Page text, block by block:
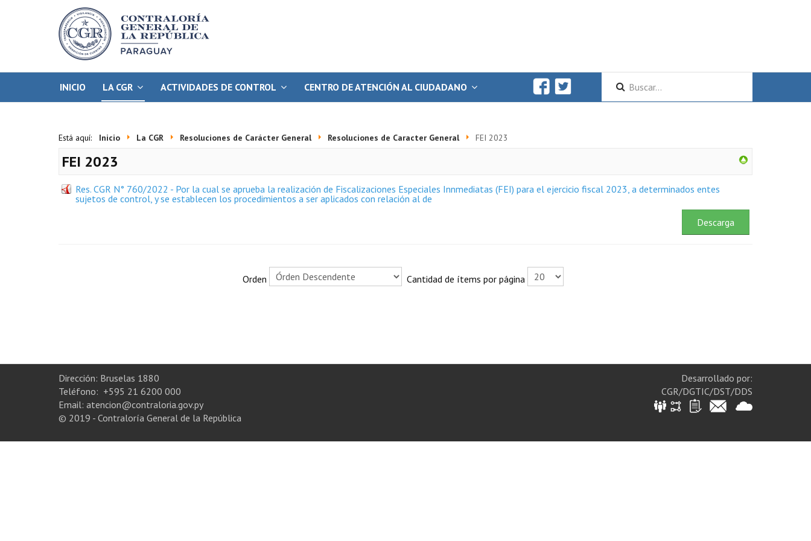
INICIO LA CGR ACTIVIDADES DE CONTROL CENTRO DE ATENCIÓN AL CIUDADANO
Está aquí: Inicio La CGR Resoluciones de Carácter General Resoluciones de Caracter General FEI 2023
FEI 2023
Res. CGR N° 760/2022 - Por la cual se aprueba la realización de Fiscalizaciones Especiales Innmediatas (FEI) para el ejercicio fiscal 2023, a determinados entes
sujetos de control, y se establecen los procedimientos a ser aplicados con relación al de
Descarga
Orden Cantidad de ítems por página
Dirección: Bruselas 1880
Teléfono: +595 21 6200 000
Email: atencion@contraloria.gov.py
© 2019 - Contraloría General de la República
Desarrollado por:
CGR/DGTIC/DST/DDS